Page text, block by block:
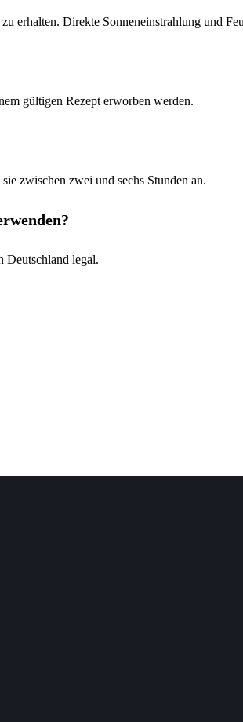
erhalten. Direkte Sonneneinstrahlung und
gültigen Rezept erworben werden.
zwischen zwei und sechs Stunden an.
Deutschland legal.